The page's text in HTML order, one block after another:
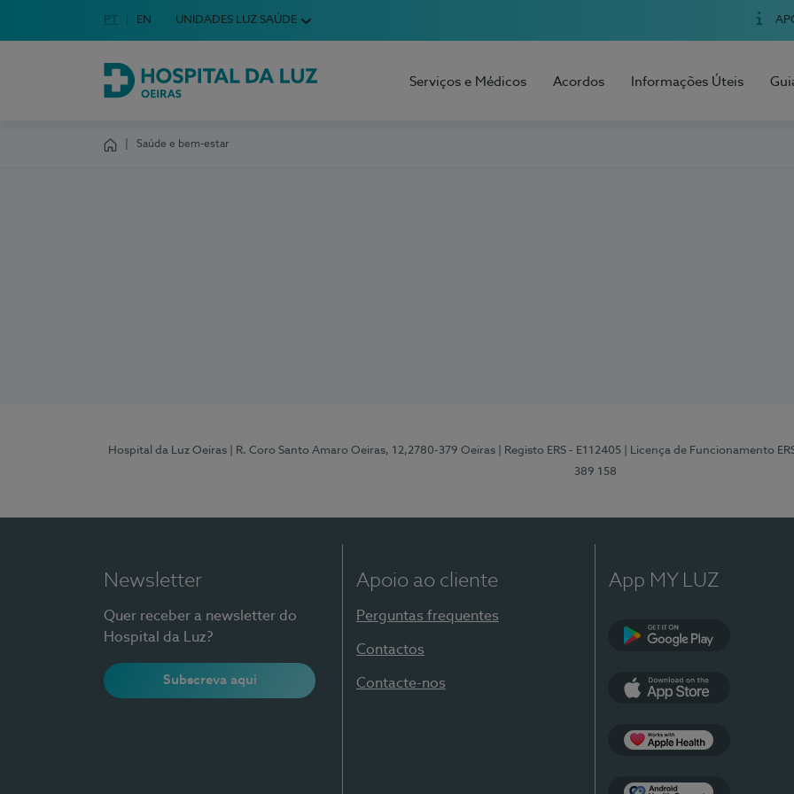
Escolha o seu idioma
Idioma em Português
PT English Language
EN UNIDADES LUZ SAÚDE
Hospital da Luz Oeiras
Serviços e Médicos Acordos Informações Úteis
Saúde e bem-estar
Hospital da Luz Oeiras | R. Coro Santo Amaro Oeiras, 12,2780-379 Oeiras | Registo ERS - E112405
| Licença de Funcionamento
389 158
Newsletter
Quer receber a newsletter do
Hospital da Luz?
Subscreva aqui
Apoio ao cliente
Perguntas frequentes
Contactos
Contacte-nos
App MY LUZ